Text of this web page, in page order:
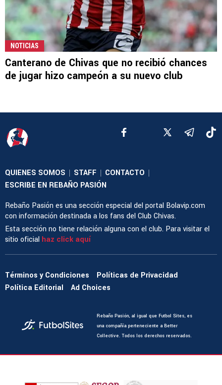
NOTICIAS
Canterano de Chivas que no recibió chances
de jugar hizo campeón a su nuevo club
QUIENES SOMOS | STAFF | CONTACTO |
ESCRIBE EN REBAÑO PASIÓN
Rebaño Pasión es una sección especial del portal Bolavip.com
con información destinada a los fans del Club Chivas.
Esta sección no tiene relación alguna con el club. Para visitar el
sitio oficial haz click aquí
Términos y Condiciones
Políticas de Privacidad
Política Editorial
Ad Choices
Rebaño Pasión, al igual que Futbol Sites, es
una compañía perteneciente a Better
Collective. Todos los derechos reservados.